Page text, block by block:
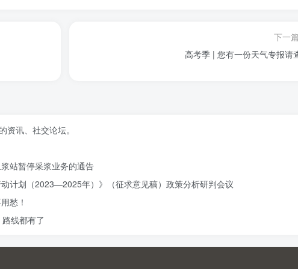
下一
高考季 | 您有一份天气专报请
资讯、社交论坛。
站暂停采浆业务的通告
计划（2023—2025年）》（征求意见稿）政策分析研判会议
愁！
线都有了